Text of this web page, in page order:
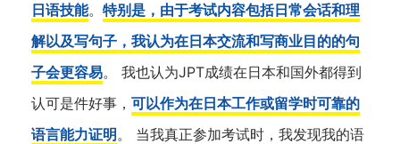
日语技能。 特别是，由于考试内容包括日常会话和理
解以及写句子，我认为在日本交流和写商业目的的句
子会更容易。 我也认为JPT成绩在日本和国外都得到
认可是件好事， 可以作为在日本工作或留学时可靠的
语言能力证明。 当我真正参加考试时，我发现我的语